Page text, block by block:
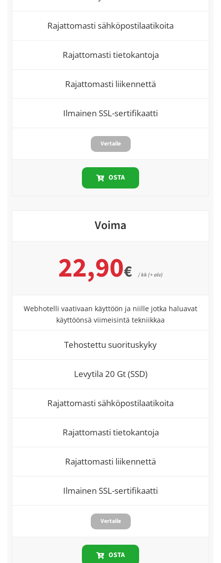
Rajattomasti sähköpostilaatikoita
Rajattomasti tietokantoja
Rajattomasti liikennettä
Ilmainen SSL-sertifikaatti
Vertaile
OSTA
Voima
22,90€ / kk (+ alv)
Webhotelli vaativaan käyttöön ja niille jotka haluavat
käyttöönsä viimeisintä tekniikkaa
Tehostettu suorituskyky
Levytila 20 Gt (SSD)
Rajattomasti sähköpostilaatikoita
Rajattomasti tietokantoja
Rajattomasti liikennettä
Ilmainen SSL-sertifikaatti
Vertaile
OSTA